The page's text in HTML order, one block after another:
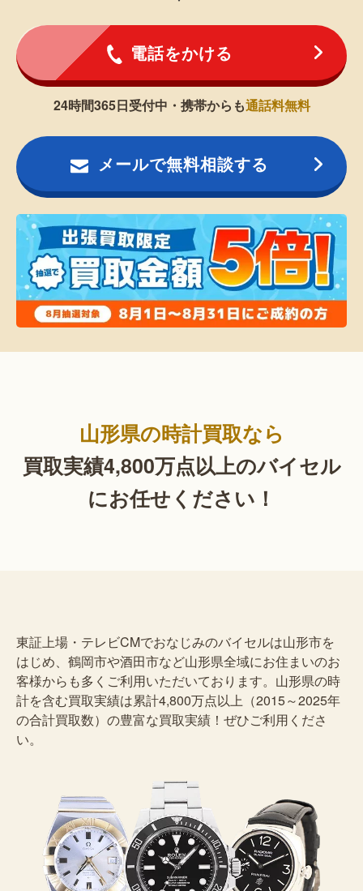
電話をかける
24時間365日受付中・携帯からも通話料無料
メールで無料相談する
山形県の時計買取なら
買取実績4,800万点以上のバイセル
にお任せください！
東証上場・テレビCMでおなじみのバイセルは山形市を
はじめ、鶴岡市や酒田市など山形県全域にお住まいのお
客様からも多くご利用いただいております。山形県の時
計を含む買取実績は累計4,800万点以上（2015～2025年
の合計買取数）の豊富な買取実績！ぜひご利用くださ
い。